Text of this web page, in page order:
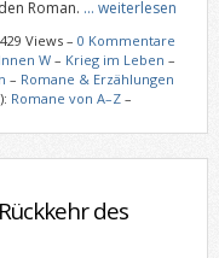
Roman. … weiterlesen
Views – 0 Kommentare
W– Krieg im Leben –
– Romane & Erzählungen
Romane von A–Z–
des